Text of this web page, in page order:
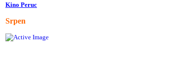
Kino Peruc
Srpen